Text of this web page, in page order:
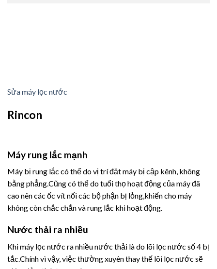
Sửa máy lọc nước
Rincon
Máy rung lắc mạnh
Máy bị rung lắc có thể do vị trí đặt máy bị cập kênh, không
bằng phẳng.Cũng có thể do tuổi thọ hoạt động của máy đã
cao nên các ốc vít nối các bộ phận bị lỏng,khiến cho máy
không còn chắc chắn và rung lắc khi hoạt động.
Nước thải ra nhiều
Khi máy lọc nước ra nhiều nước thải là do lõi lọc nước số 4 bị
tắc.Chính vì vậy, việc thường xuyên thay thế lõi lọc nước sẽ